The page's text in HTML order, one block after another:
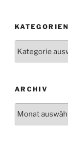
KATEGORIEN
ARCHIV